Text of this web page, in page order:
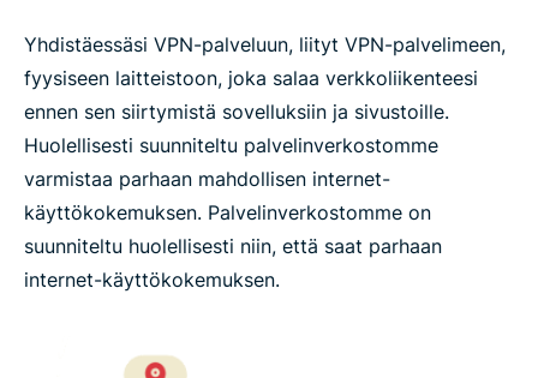
Yhdistäessäsi VPN-palveluun, liityt VPN-palvelimeen,
fyysiseen laitteistoon, joka salaa verkkoliikenteesi
ennen sen siirtymistä sovelluksiin ja sivustoille.
Huolellisesti suunniteltu palvelinverkostomme
varmistaa parhaan mahdollisen internet-
käyttökokemuksen. Palvelinverkostomme on
suunniteltu huolellisesti niin, että saat parhaan
internet-käyttökokemuksen.